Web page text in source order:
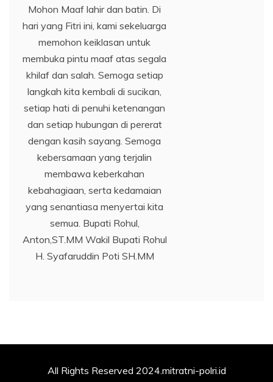
Mohon Maaf lahir dan batin. Di
hari yang Fitri ini, kami sekeluarga
memohon keiklasan untuk
membuka pintu maaf atas segala
khilaf dan salah. Semoga setiap
langkah kita kembali di sucikan,
setiap hati di penuhi ketenangan
dan setiap hubungan di pererat
dengan kasih sayang. Semoga
kebersamaan yang terjalin
membawa keberkahan
kebahagiaan, serta kedamaian
yang senantiasa menyertai kita
semua. Bupati Rohul,
Anton,ST.MM Wakil Bupati Rohul
H. Syafaruddin Poti SH.MM
All Rights Reserved 2024.mitratni-polri.id